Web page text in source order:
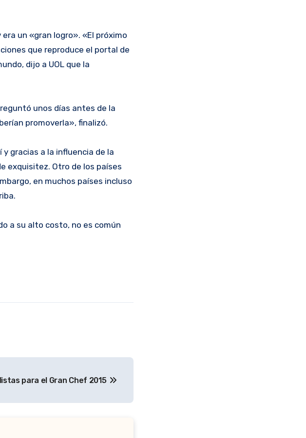
un «gran logro». «El próximo
que reproduce el portal de
dijo a UOL que la
unos días antes de la
promoverla», finalizó.
gracias a la influencia de la
exquisitez. Otro de los países
en muchos países incluso
a su alto costo, no es común
para el Gran Chef 2015